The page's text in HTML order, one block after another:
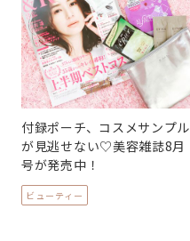
付録ポーチ、コスメサンプル
が見逃せない♡美容雑誌8月
号が発売中！
ビューティー